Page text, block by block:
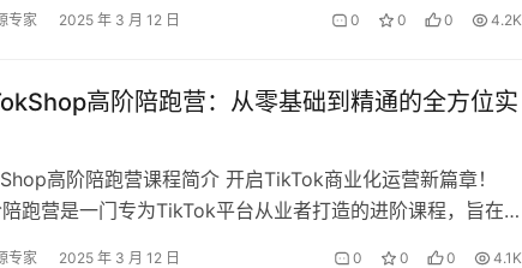
专家 2025 年 3 月 12 日 0 0 0 4.2K
高阶陪跑营：从零基础到精通的全方位实
高阶陪跑营课程简介 开启TikTok商业化运营新篇章！
跑营是一门专为TikTok平台从业者打造的进阶课程，旨在
专家 2025 年 3 月 12 日 0 0 0 4.1K